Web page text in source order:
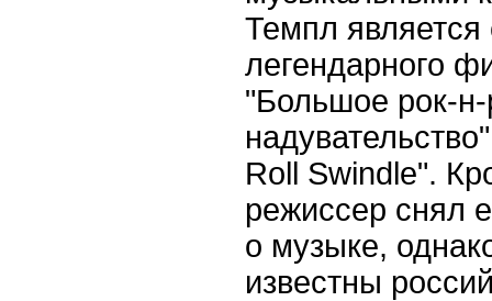
Темпл является
легендарного
"Большое рок-
Roll Swindle".
режиссер снял
о музыке,
известны